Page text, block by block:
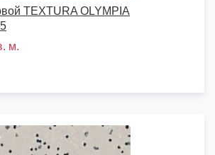
TEXTURA OLYMPIA
м.